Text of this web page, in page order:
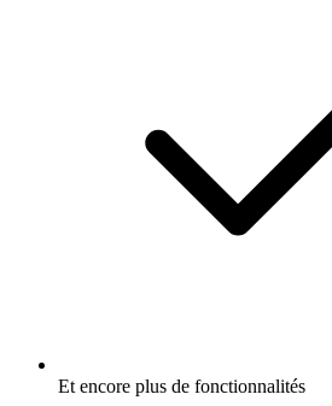
Et encore plus de fonctionnalités